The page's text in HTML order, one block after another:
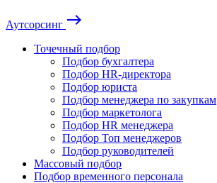
Аутсорсинг east
Точечный подбор
Подбор бухгалтера
Подбор HR-директора
Подбор юриста
Подбор менеджера по закупкам
Подбор маркетолога
Подбор HR менеджера
Подбор Топ менеджеров
Подбор руководителей
Массовый подбор
Подбор временного персонала